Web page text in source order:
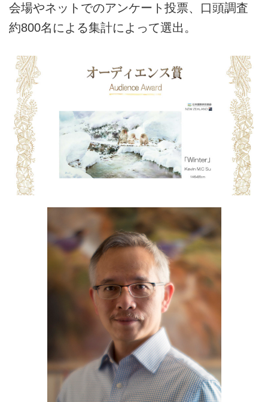
会場やネットでのアンケート投票、口頭調査
約800名による集計によって選出。